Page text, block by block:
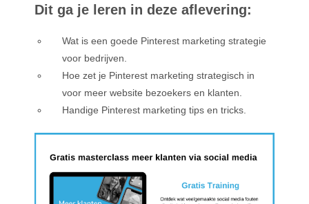
Dit ga je leren in deze aflevering:
Wat is een goede Pinterest marketing strategie
voor bedrijven.
Hoe zet je Pinterest marketing strategisch in
voor meer website bezoekers en klanten.
Handige Pinterest marketing tips en tricks.